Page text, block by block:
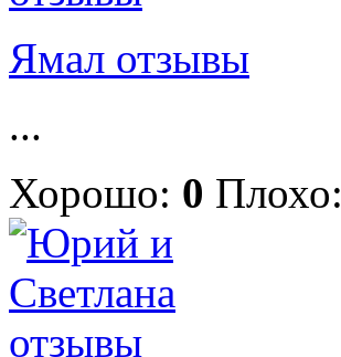
Ямал отзывы
...
Хорошо: 0 Плохо: